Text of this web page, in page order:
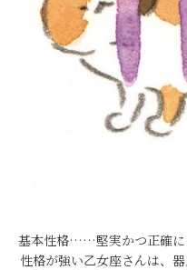
基本性格……堅実かつ正確に
性格が強い乙女座さんは、